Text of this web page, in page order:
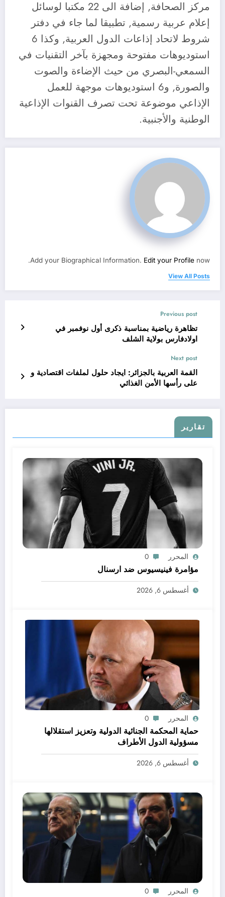
مركز الصحافة, إضافة الى 22 مكتبا لوسائل
إعلام عربية رسمية, تطبيقا لما جاء في دفتر
شروط لاتحاد إذاعات الدول العربية, وكذا 6
استوديوهات مفتوحة ومجهزة بآخر التقنيات في
السمعي-البصري من حيث الإضاءة والصوت
والصورة, و6 استوديوهات موجهة للعمل
الإذاعي موضوعة تحت تصرف القنوات الإذاعية
الوطنية والأجنبية.
Add your Biographical Information. Edit your Profile now.
View All Posts
Previous post
تظاهرة رياضية بمناسبة ذكرى أول نوفمبر في
اولادفارس بولاية الشلف
Next post
القمة العربية بالجزائر: ايجاد حلول لملفات اقتصادية و
على رأسها الأمن الغذائي
تقارير
المحرر 0
مؤامرة فينيسيوس ضد ارسنال
أغسطس 6, 2026
المحرر 0
حماية المحكمة الجنائية الدولية وتعزيز استقلالها
مسؤولية الدول الأطراف
أغسطس 6, 2026
المحرر 0